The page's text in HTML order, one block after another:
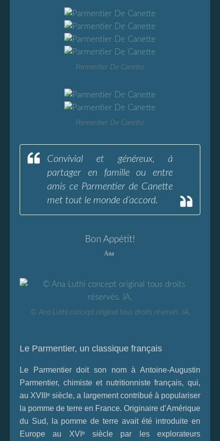
Parmentier De Canette
Parmentier De Canette
Convivial et généreux, à
partager en famille ou entre
amis ce Parmentier de Canette
met tout le monde d’accord.
Bon Appétit!
Ana
© Ana Luthi concept original tous droits réservés. IA.
Le Parmentier, un classique français
Le Parmentier doit son nom à Antoine-Augustin
Parmentier, chimiste et nutritionniste français, qui,
au XVIIIᵉ siècle, a largement contribué à populariser
la pomme de terre en France. Originaire d’Amérique
du Sud, la pomme de terre avait été introduite en
Europe au XVIᵉ siècle par les explorateurs